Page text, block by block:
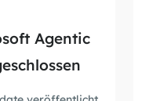
Agentic